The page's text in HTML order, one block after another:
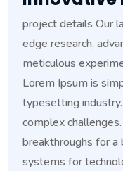
project details Our
edge research,
meticulous
Lorem Ipsum is
typesetting
complex
breakthroughs for a
systems for